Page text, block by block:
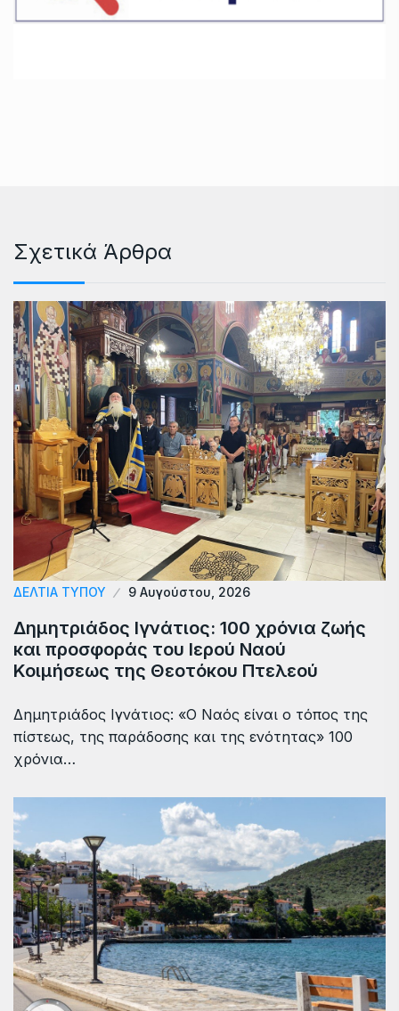
Σχετικά Άρθρα
ΔΕΛΤΙΑ ΤΥΠΟΥ 9 Αυγούστου, 2026
Δημητριάδος Ιγνάτιος: 100 χρόνια ζωής
και προσφοράς του Ιερού Ναού
Κοιμήσεως της Θεοτόκου Πτελεού
Δημητριάδος Ιγνάτιος: «Ο Ναός είναι ο τόπος της
πίστεως, της παράδοσης και της ενότητας» 100
χρόνια…